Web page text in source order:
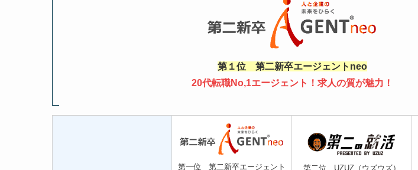
第１位 第二新卒エージェントneo
20代転職No,1エージェント！求人の質が魅力！
第一位 第二新卒エージェント
第二位 UZUZ（ウズウズ）